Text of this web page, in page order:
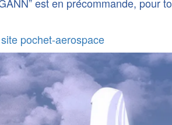
pochet-aerospace